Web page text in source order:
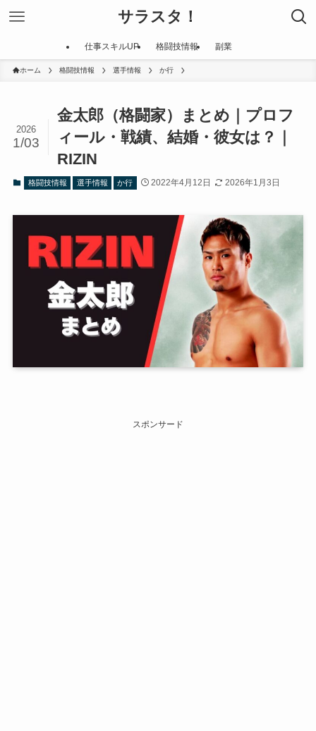
サラスタ！
仕事スキルUP 格闘技情報 副業
ホーム 格闘技情報 選手情報 か行
金太郎（格闘家）まとめ｜プロフ
ィール・戦績、結婚・彼女は？｜
RIZIN
2026
1/03
格闘技情報 選手情報 か行 2022年4月12日 2026年1月3日
スポンサード